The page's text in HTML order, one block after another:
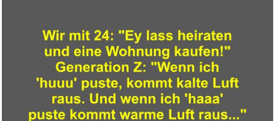
Bravo the Hits 2012...